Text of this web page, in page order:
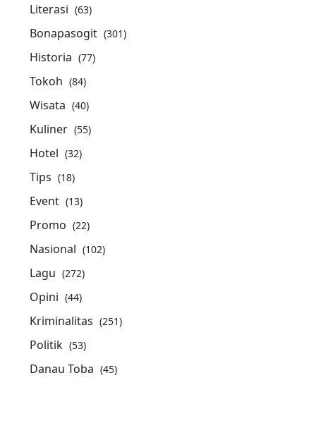
Literasi (63)
Bonapasogit (301)
Historia (77)
Tokoh (84)
Wisata (40)
Kuliner (55)
Hotel (32)
Tips (18)
Event (13)
Promo (22)
Nasional (102)
Lagu (272)
Opini (44)
Kriminalitas (251)
Politik (53)
Danau Toba (45)